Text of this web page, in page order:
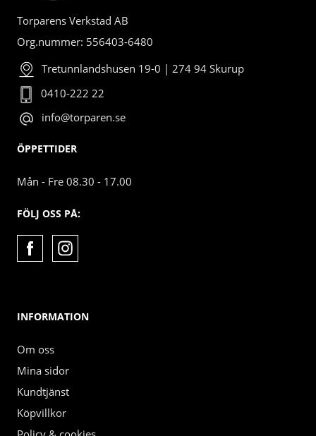
Torparens Verkstad AB
Org.nummer: 556403-6480
Tretunnlandshusen 19-0 | 274 94 Skurup
0410-222 22
info@torparen.se
ÖPPETTIDER
Mån - Fre 08.30 - 17.00
FÖLJ OSS PÅ:
INFORMATION
Om oss
Mina sidor
Kundtjänst
Köpvillkor